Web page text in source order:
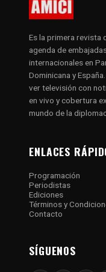
Es la primera revista
agenda de
internacionales en
Dominicana y
ver televisión con
en vivo y cobertura
mundo de la
ENLACES
Programación
Periodistas
Ediciones
Términos y
Contacto
SÍGUENOS